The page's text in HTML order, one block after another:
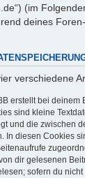
(im
deines
verschiedene
erstellt bei deinem
sind kleine
und die zwischen
In diesen Cookies
dir gelesenen
sofern du